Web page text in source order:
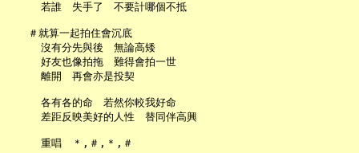
     若誰　失手了　不要計哪個不抵
   ＃就算一起拍住會沉底
     沒有分先與後　無論高矮
     好友也像拍拖　難得會拍一世
     離開　再會亦是投契
     各有各的命　若然你較我好命
     差距反映美好的人性　替同伴高興